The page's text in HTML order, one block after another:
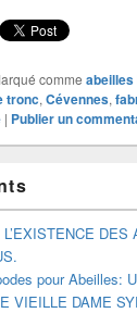
comme
tronc, Cévennes,
| Publier un
pour Abeilles:
VIEILLE DAME